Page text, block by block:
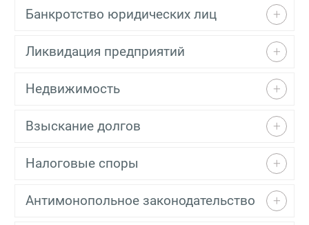
Банкротство юридических лиц
Ликвидация предприятий
Недвижимость
Взыскание долгов
Налоговые споры
Антимонопольное законодательство